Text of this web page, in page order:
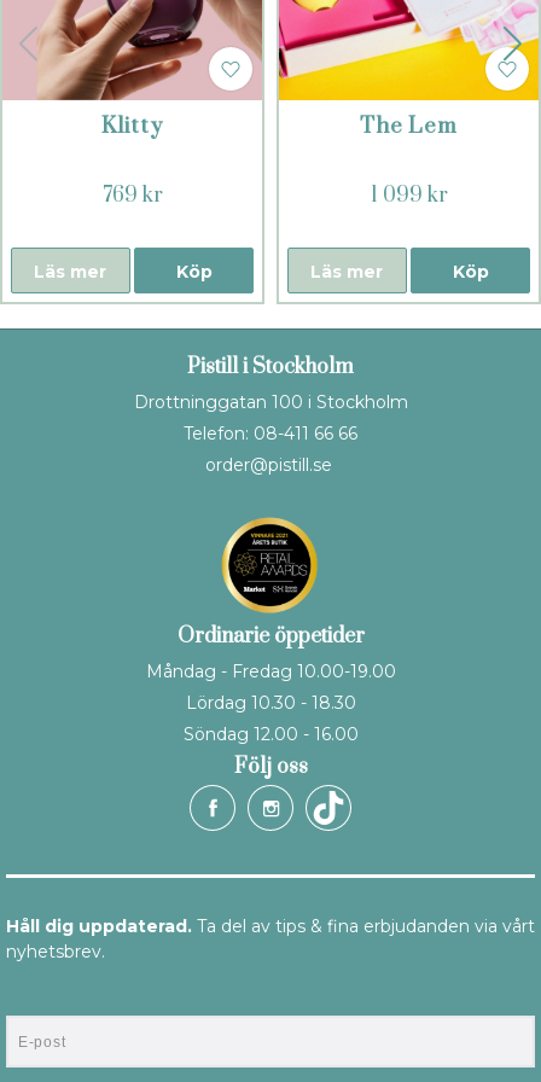
Klitty
769 kr
Köp
Läs mer
The Lem
1 099 kr
Köp
Läs mer
Pistill i Stockholm
Drottninggatan 100 i Stockholm
Telefon: 08-411 66 66
order@pistill.se
Ordinarie öppetider
Måndag - Fredag 10.00-19.00
Lördag 10.30 - 18.30
Söndag 12.00 - 16.00
Följ oss
Håll dig uppdaterad. Ta del av tips & fina erbjudanden via vårt
nyhetsbrev.